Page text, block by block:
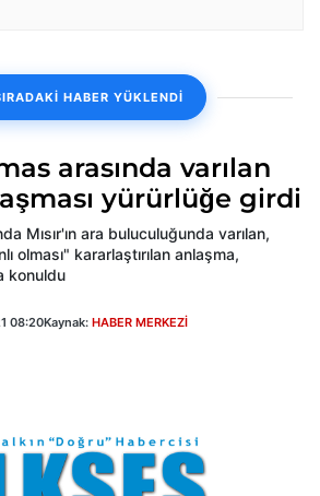
HABER YÜKLENDİ
arasında varılan
yürürlüğe girdi
Mısır'ın ara buluculuğunda varılan,
olması" kararlaştırılan anlaşma,
konuldu
08:20Kaynak: HABER MERKEZİ